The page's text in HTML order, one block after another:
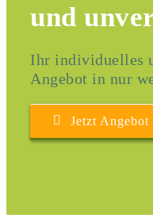
und
Ihr individuelles
Angebot in nur
Jetzt Angebot